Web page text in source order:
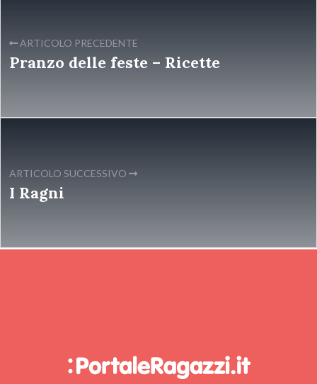
ARTICOLO PRECEDENTE
Pranzo delle feste – Ricette
ARTICOLO SUCCESSIVO
I Ragni